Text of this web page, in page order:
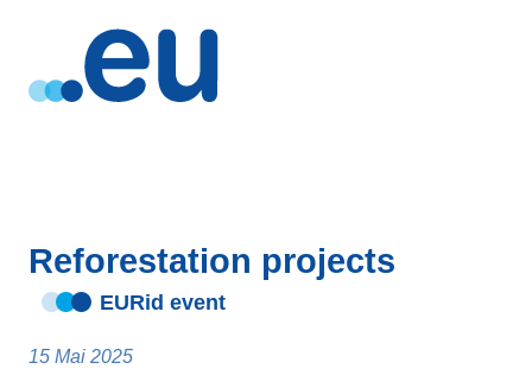
Reforestation projects
EURid event
15 Mai 2025